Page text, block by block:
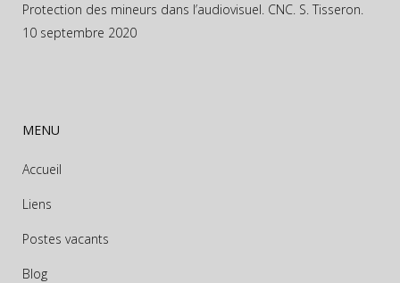
Protection des mineurs dans l’audiovisuel. CNC. S. Tisseron.
10 septembre 2020
MENU
Accueil
Liens
Postes vacants
Blog